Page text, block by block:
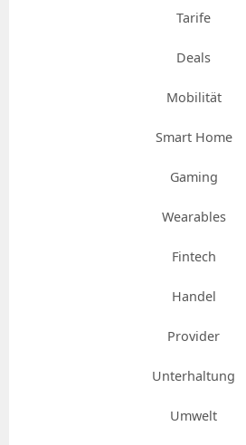
Tarife
Deals
Mobilität
Smart Home
Gaming
Wearables
Fintech
Handel
Provider
Unterhaltung
Umwelt